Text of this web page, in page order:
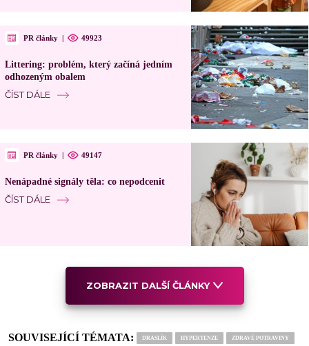
PR články | 49923
Littering: problém, který začíná jedním
odhozeným obalem
ČÍST DÁLE
PR články | 49147
Nenápadné signály těla: co nepodcenit
ČÍST DÁLE
ZOBRAZIT DALŠÍ ČLÁNKY
SOUVISEJÍCÍ TÉMATA: DRASLÍK HYPERTENZE ZDRAVÉ POTRAVINY